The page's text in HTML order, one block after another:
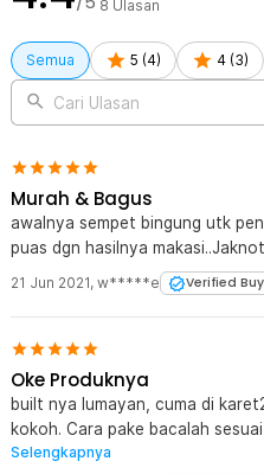
8 Ulasan
Semua 5 (4) 4 (3)
Cari Ulasan
Murah & Bagus
awalnya sempet bingung utk
puas dgn hasilnya
21 Jun 2021, w*****e Verified
Oke Produknya
built nya lumayan, cuma di
kokoh. Cara pake bacalah
kanan kiri...selebihnya....worth the
Selengkapnya